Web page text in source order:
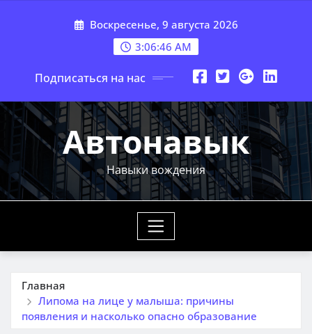
Воскресенье, 9 августа 2026
3:06:47 AM
Подписаться на нас
Автонавык
Навыки вождения
Главная
Липома на лице у малыша: причины
появления и насколько опасно образование